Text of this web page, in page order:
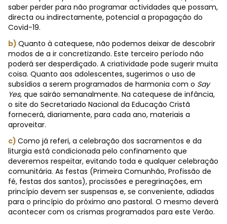
saber perder para não programar actividades que possam,
directa ou indirectamente, potencial a propagação do
Covid-19.
b) Quanto à catequese, não podemos deixar de descobrir
modos de a ir concretizando. Este terceiro período não
poderá ser desperdiçado. A criatividade pode sugerir muita
coisa. Quanto aos adolescentes, sugerimos o uso de
subsídios a serem programados de harmonia com o Say
Yes, que sairão semanalmente. Na catequese de infância,
o site do Secretariado Nacional da Educação Cristã
fornecerá, diariamente, para cada ano, materiais a
aproveitar.
c) Como já referi, a celebração dos sacramentos e da
liturgia está condicionada pelo confinamento que
deveremos respeitar, evitando toda e qualquer celebração
comunitária. As festas (Primeira Comunhão, Profissão de
fé, festas dos santos), procissões e peregrinações, em
princípio devem ser suspensas e, se conveniente, adiadas
para o princípio do próximo ano pastoral. O mesmo deverá
acontecer com os crismas programados para este Verão.